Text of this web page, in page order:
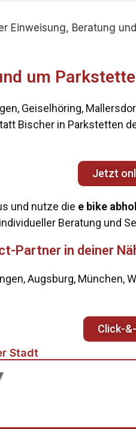
Einweisung, Beratung
um
Geiselhöring,
Bischer in Parkstetten
Jetzt
und nutze die e bike
Beratung und
Partner in deiner
Augsburg, München,
Click-
Stadt